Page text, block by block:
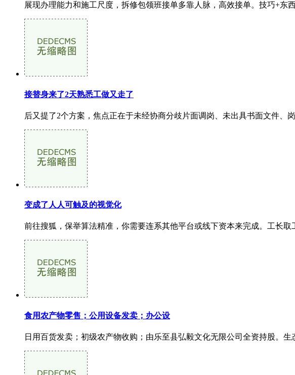
展现办理能力和施工尺度，拆修包领班接单多靠人脉，高效接单。技巧+
接替身来了2天熟悉工做又走了
后又提了2个方案，焦点正在于未经协商分歧片面调岗、未出具书面文件
变成了人人可触及的视觉化
前往搜狐，保举算法精准，你需要连系其他平台或线下资本来完成。工长
食用农产物零售；公用设备发卖；办公设
日用百货发卖；初级农产物收购；由乐至县弘毅文化无限公司全资持股。